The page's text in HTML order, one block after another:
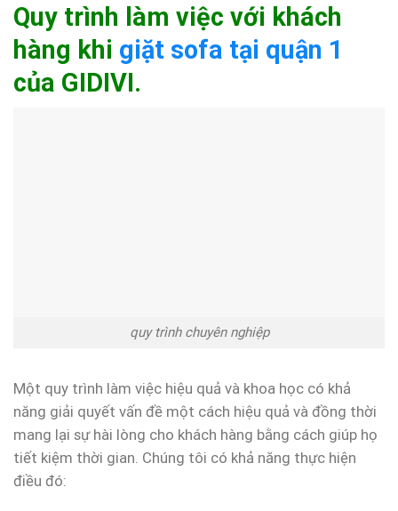
Quy trình làm việc với khách
hàng khi giặt sofa tại quận 1
của GIDIVI.
quy trình chuyên nghiệp
Một quy trình làm việc hiệu quả và khoa học có khả
năng giải quyết vấn đề một cách hiệu quả và đồng thời
mang lại sự hài lòng cho khách hàng bằng cách giúp họ
tiết kiệm thời gian. Chúng tôi có khả năng thực hiện
điều đó: